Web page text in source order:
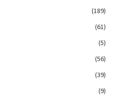
(189)
(61)
(5)
(56)
(39)
(9)